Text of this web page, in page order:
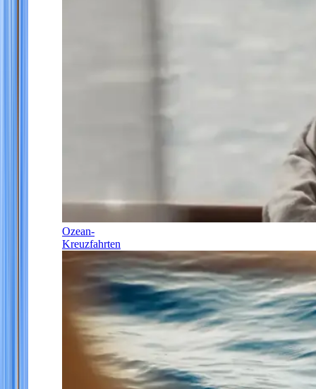
Ozean-
Kreuzfahrten